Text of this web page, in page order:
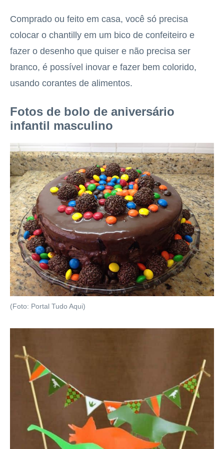
Comprado ou feito em casa, você só precisa
colocar o chantilly em um bico de confeiteiro e
fazer o desenho que quiser e não precisa ser
branco, é possível inovar e fazer bem colorido,
usando corantes de alimentos.
Fotos de bolo de aniversário
infantil masculino
(Foto: Portal Tudo Aqui)